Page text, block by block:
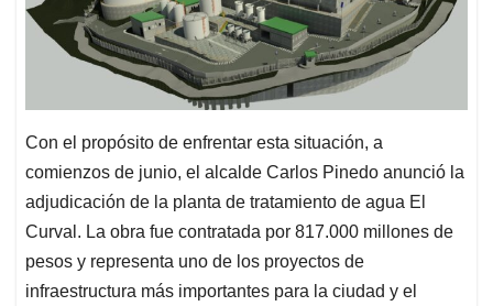
Con el propósito de enfrentar esta situación, a
comienzos de junio, el alcalde Carlos Pinedo anunció la
adjudicación de la planta de tratamiento de agua El
Curval. La obra fue contratada por 817.000 millones de
pesos y representa uno de los proyectos de
infraestructura más importantes para la ciudad y el